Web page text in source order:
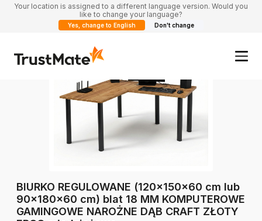
Your location is assigned to a different language version. Would you
like to change your language?
Yes, change to English Don't change
BIURKO REGULOWANE (120x150x60 cm lub
90x180x60 cm) blat 18 MM KOMPUTEROWE
GAMINGOWE NAROŻNE DĄB CRAFT ZŁOTY